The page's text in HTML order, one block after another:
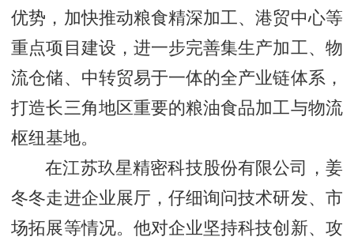
优势，加快推动粮食精深加工、港贸中心等
重点项目建设，进一步完善集生产加工、物
流仓储、中转贸易于一体的全产业链体系，
打造长三角地区重要的粮油食品加工与物流
枢纽基地。
在江苏玖星精密科技股份有限公司，姜
冬冬走进企业展厅，仔细询问技术研发、市
场拓展等情况。他对企业坚持科技创新、攻